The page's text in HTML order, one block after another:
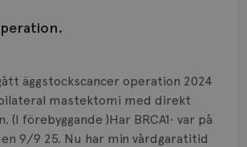
äggstockscancer operation 2024
mastektomi med direkt
förebyggande )Har BRCA1• var på
9/9 25. Nu har min vårdgaratitid